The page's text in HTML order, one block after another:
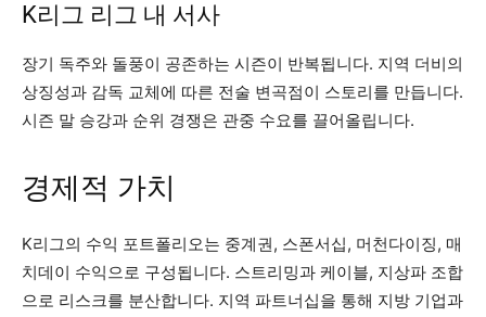
K리그 리그 내 서사
장기 독주와 돌풍이 공존하는 시즌이 반복됩니다. 지역 더비의
상징성과 감독 교체에 따른 전술 변곡점이 스토리를 만듭니다.
시즌 말 승강과 순위 경쟁은 관중 수요를 끌어올립니다.
경제적 가치
K리그의 수익 포트폴리오는 중계권, 스폰서십, 머천다이징, 매
치데이 수익으로 구성됩니다. 스트리밍과 케이블, 지상파 조합
으로 리스크를 분산합니다. 지역 파트너십을 통해 지방 기업과